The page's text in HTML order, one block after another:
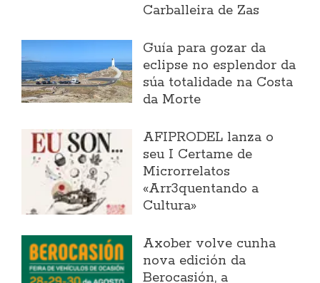
Carballeira de Zas
Guía para gozar da
eclipse no esplendor da
súa totalidade na Costa
da Morte
AFIPRODEL lanza o
seu I Certame de
Microrrelatos
«Arr3quentando a
Cultura»
Axober volve cunha
nova edición da
Berocasión, a